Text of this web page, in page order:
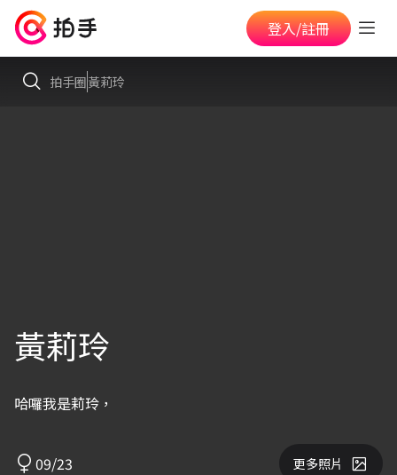
登入/註冊
拍手圈黃莉玲
黃莉玲
哈囉我是莉玲，
09/23 更多照片